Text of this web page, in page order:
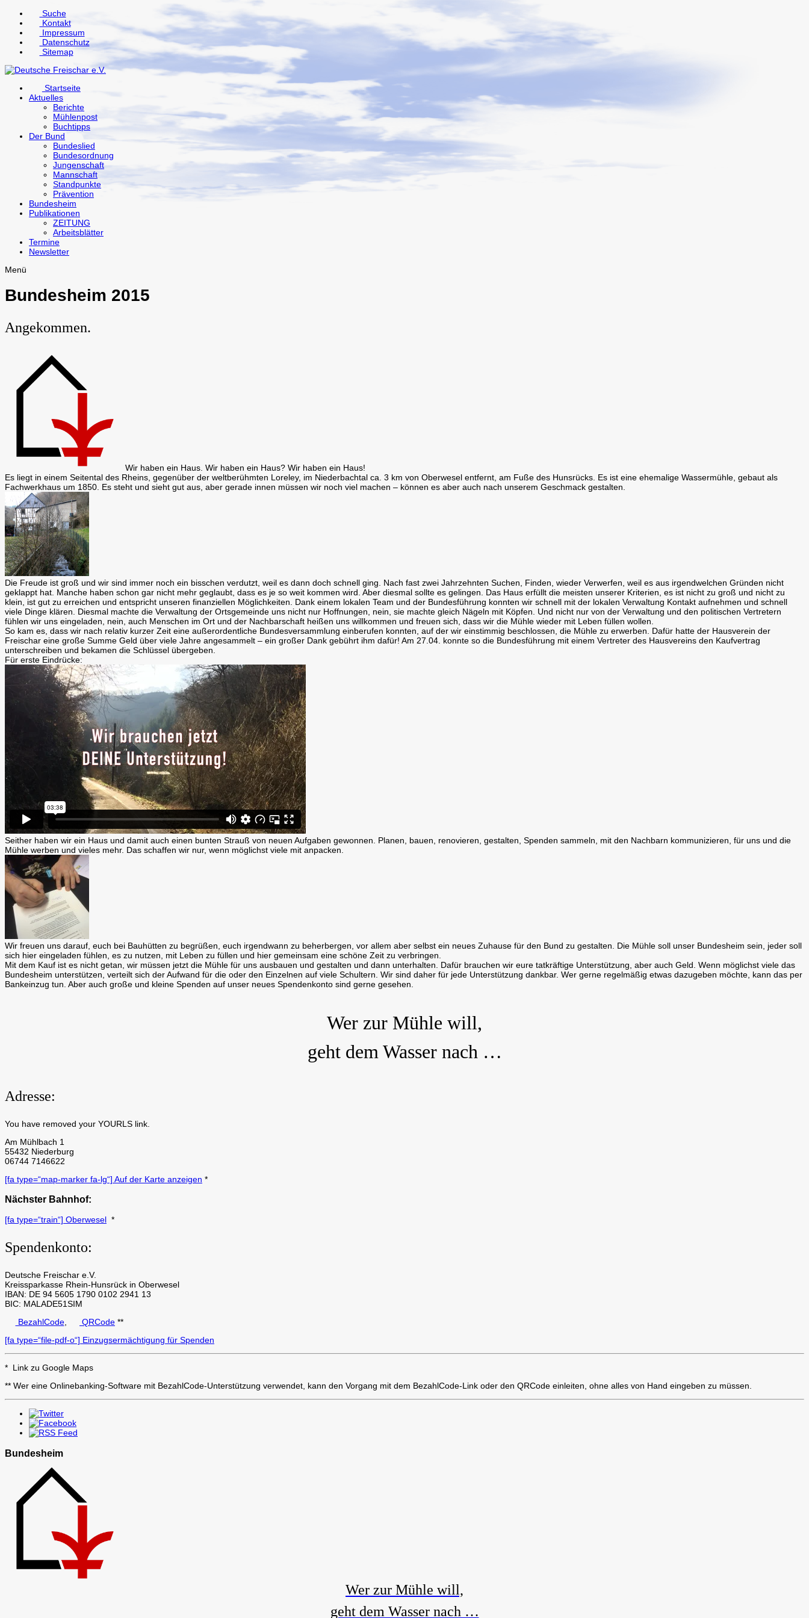
Zum
Inhalt
Suche
Kontakt
Impressum
Datenschutz
Sitemap
Startseite
Aktuelles
Berichte
Mühlenpost
Buchtipps
Der Bund
Bundeslied
Bundesordnung
Jungenschaft
Mannschaft
Standpunkte
Prävention
Bundesheim
Publikationen
ZEITUNG
Arbeitsblätter
Termine
Newsletter
Menü
Bundesheim 2015
Angekommen.
Wir haben ein Haus. Wir haben ein Haus? Wir haben ein Haus!
Es liegt in einem Seitental des Rheins, gegenüber der weltberühmten Loreley, im Niederbachtal ca. 3 km von Oberwesel entfernt, am Fuße des Hunsrücks. Es ist eine ehemalige Wassermühle, gebaut als
Fachwerkhaus um 1850. Es steht und sieht gut aus, aber gerade innen müssen wir noch viel machen – können es aber auch nach unserem Geschmack gestalten.
Die Freude ist groß und wir sind immer noch ein bisschen verdutzt, weil es dann doch schnell ging. Nach fast zwei Jahrzehnten Suchen, Finden, wieder Verwerfen, weil es aus irgendwelchen Gründen nicht
geklappt hat. Manche haben schon gar nicht mehr geglaubt, dass es je so weit kommen wird. Aber diesmal sollte es gelingen. Das Haus erfüllt die meisten unserer Kriterien, es ist nicht zu groß und nicht zu
klein, ist gut zu erreichen und entspricht unseren finanziellen Möglichkeiten. Dank einem lokalen Team und der Bundesführung konnten wir schnell mit der lokalen Verwaltung Kontakt aufnehmen und schnell
viele Dinge klären. Diesmal machte die Verwaltung der Ortsgemeinde uns nicht nur Hoffnungen, nein, sie machte gleich Nägeln mit Köpfen. Und nicht nur von der Verwaltung und den politischen Vertretern
fühlen wir uns eingeladen, nein, auch Menschen im Ort und der Nachbarschaft heißen uns willkommen und freuen sich, dass wir die Mühle wieder mit Leben füllen wollen.
So kam es, dass wir nach relativ kurzer Zeit eine außerordentliche Bundesversammlung einberufen konnten, auf der wir einstimmig beschlossen, die Mühle zu erwerben. Dafür hatte der Hausverein der
Freischar eine große Summe Geld über viele Jahre angesammelt – ein großer Dank gebührt ihm dafür! Am 27.04. konnte so die Bundesführung mit einem Vertreter des Hausvereins den Kaufvertrag
unterschreiben und bekamen die Schlüssel übergeben.
Für erste Eindrücke:
Seither haben wir ein Haus und damit auch einen bunten Strauß von neuen Aufgaben gewonnen. Planen, bauen, renovieren, gestalten, Spenden sammeln, mit den Nachbarn kommunizieren, für uns und die
Mühle werben und vieles mehr. Das schaffen wir nur, wenn möglichst viele mit anpacken.
Wir freuen uns darauf, euch bei Bauhütten zu begrüßen, euch irgendwann zu beherbergen, vor allem aber selbst ein neues Zuhause für den Bund zu gestalten. Die Mühle soll unser Bundesheim sein, jeder soll
sich hier eingeladen fühlen, es zu nutzen, mit Leben zu füllen und hier gemeinsam eine schöne Zeit zu verbringen.
Mit dem Kauf ist es nicht getan, wir müssen jetzt die Mühle für uns ausbauen und gestalten und dann unterhalten. Dafür brauchen wir eure tatkräftige Unterstützung, aber auch Geld. Wenn möglichst viele das
Bundesheim unterstützen, verteilt sich der Aufwand für die oder den Einzelnen auf viele Schultern. Wir sind daher für jede Unterstützung dankbar. Wer gerne regelmäßig etwas dazugeben möchte, kann das per
Bankeinzug tun. Aber auch große und kleine Spenden auf unser neues Spendenkonto sind gerne gesehen.
Wer zur Mühle will,
geht dem Wasser nach …
Adresse:
You have removed your YOURLS link.
Am Mühlbach 1
55432 Niederburg
06744 7146622
[fa type=“map-marker fa-lg“] Auf der Karte anzeigen *
Nächster Bahnhof:
[fa type=“train“] Oberwesel *
Spendenkonto:
Deutsche Freischar e.V.
Kreissparkasse Rhein-Hunsrück in Oberwesel
IBAN: DE 94 5605 1790 0102 2941 13
BIC: MALADE51SIM
BezahlCode, QRCode **
[fa type=“file-pdf-o“] Einzugsermächtigung für Spenden
* Link zu Google Maps
** Wer eine Onlinebanking-Software mit BezahlCode-Unterstützung verwendet, kann den Vorgang mit dem BezahlCode-Link oder den QRCode einleiten, ohne alles von Hand eingeben zu müssen.
Bundesheim
Wer zur Mühle will,
geht dem Wasser nach …